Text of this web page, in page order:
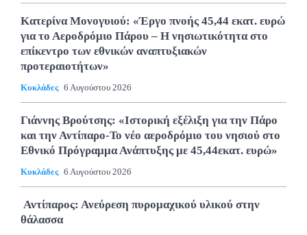
Κατερίνα Μονογυιού: «Έργο πνοής 45,44 εκατ. ευρώ
για το Αεροδρόμιο Πάρου – Η νησιωτικότητα στο
επίκεντρο των εθνικών αναπτυξιακών
προτεραιοτήτων»
Κυκλάδες 6 Αυγούστου 2026
Γιάννης Βρούτσης: «Ιστορική εξέλιξη για την Πάρο
και την Αντίπαρο-Το νέο αεροδρόμιο του νησιού στο
Εθνικό Πρόγραμμα Ανάπτυξης με 45,44εκατ. ευρώ»
Κυκλάδες 6 Αυγούστου 2026
Αντίπαρος: Ανεύρεση πυρομαχικού υλικού στην
θάλασσα